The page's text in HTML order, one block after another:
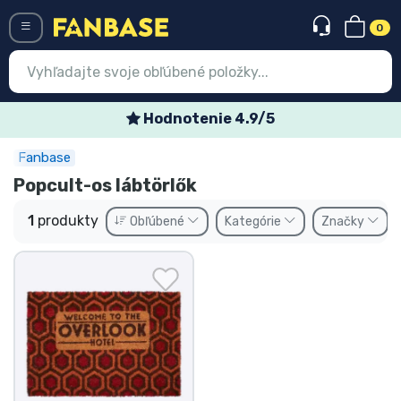
0
Hodnotenie 4.9/5
Fanbase
Popcult-os lábtörlők
1 produkty Obľúbené Kategórie Značky
Najnovšie
Akcie
Expresná preprava
Predobjednávky
Outlet produkty